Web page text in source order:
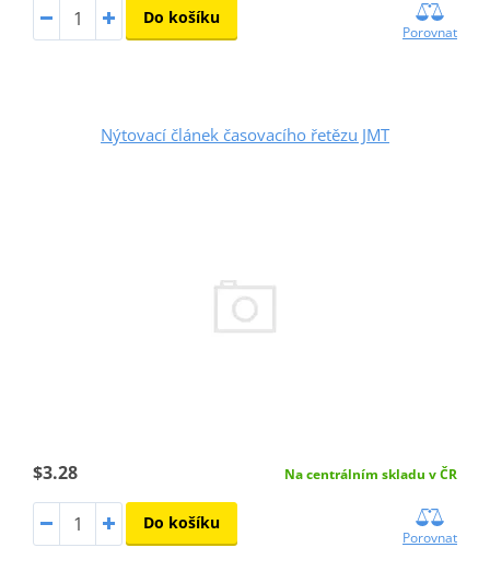
Do košíku
Porovnat
Nýtovací článek časovacího řetězu JMT
$3.28 Na centrálním skladu v ČR
Do košíku
Porovnat